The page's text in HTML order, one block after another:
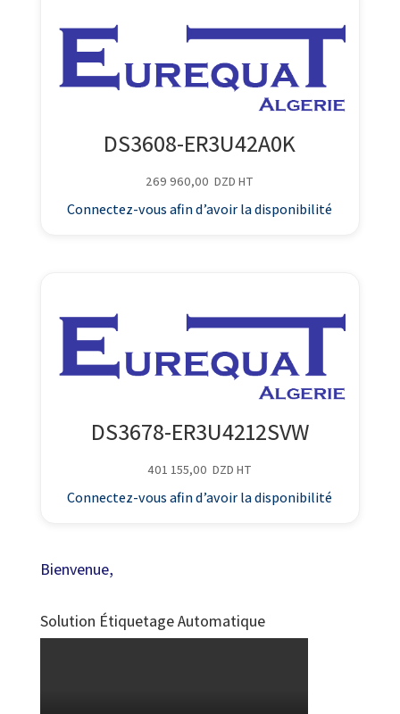
DS3608-ER3U42A0K
269 960,00 DZD HT
Connectez-vous afin d’avoir la disponibilité
DS3678-ER3U4212SVW
401 155,00 DZD HT
Connectez-vous afin d’avoir la disponibilité
Bienvenue,
Solution Étiquetage Automatique